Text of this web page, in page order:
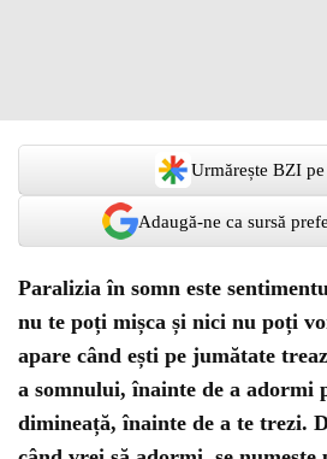
Urmărește BZI
Adaugă-ne ca sursă
Paralizia în somn este
nu te poți mișca și nici nu poți
apare când ești pe jumătate
a somnului, înainte de a adormi
dimineață, înainte de a te trezi.